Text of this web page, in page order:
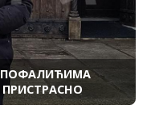
ПОФАЛИЋИМА